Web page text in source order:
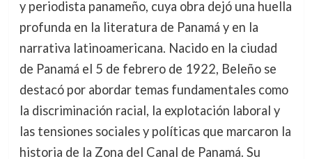
y periodista panameño, cuya obra dejó una huella
profunda en la literatura de Panamá y en la
narrativa latinoamericana. Nacido en la ciudad
de Panamá el 5 de febrero de 1922, Beleño se
destacó por abordar temas fundamentales como
la discriminación racial, la explotación laboral y
las tensiones sociales y políticas que marcaron la
historia de la Zona del Canal de Panamá. Su